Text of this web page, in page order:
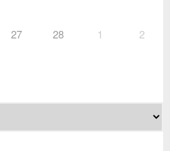
27 28 1 2